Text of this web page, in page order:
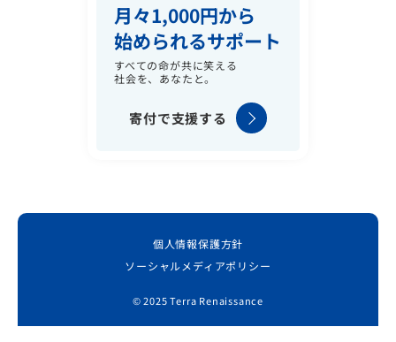
月々1,000円から
始められるサポート
すべての命が共に笑える
社会を、あなたと。
寄付で支援する
© 2025 Terra Renaissance
個人情報保護方針
ソーシャルメディアポリシー